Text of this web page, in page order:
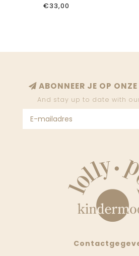
€33,00
ABONNEER JE OP ONZE
And stay up to date with